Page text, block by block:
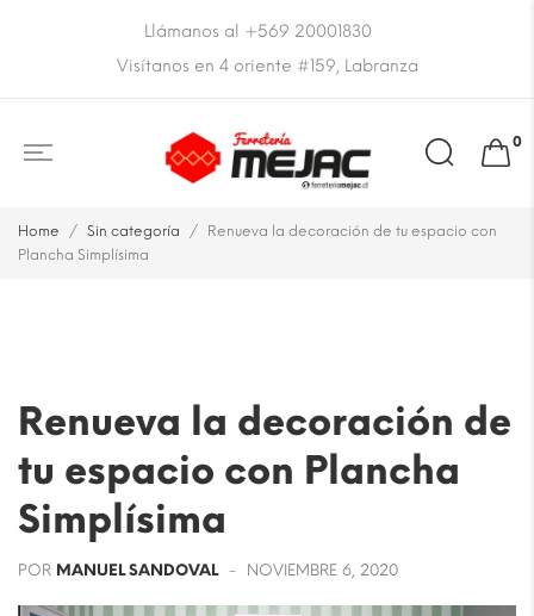
Llámanos al +569 20001830
Visítanos en 4 oriente #159, Labranza
0
Home Sin categoría
Renueva la decoración de tu espacio con
Plancha Simplísima
Renueva la decoración de
tu espacio con Plancha
Simplísima
POR MANUEL SANDOVAL NOVIEMBRE 6, 2020